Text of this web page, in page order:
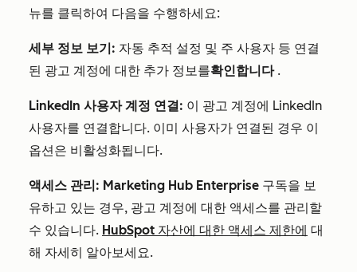
뉴를 클릭하여 다음을 수행하세요:
세부 정보 보기: 자동 추적 설정 및 주 사용자 등 연결
된 광고 계정에 대한 추가 정보를확인합니다 .
LinkedIn 사용자 계정 연결: 이 광고 계정에 LinkedIn
사용자를 연결합니다. 이미 사용자가 연결된 경우 이
옵션은 비활성화됩니다.
액세스 관리: Marketing Hub Enterprise 구독을 보
유하고 있는 경우, 광고 계정에 대한 액세스를 관리할
수 있습니다. HubSpot 자산에 대한 액세스 제한에 대
해 자세히 알아보세요.